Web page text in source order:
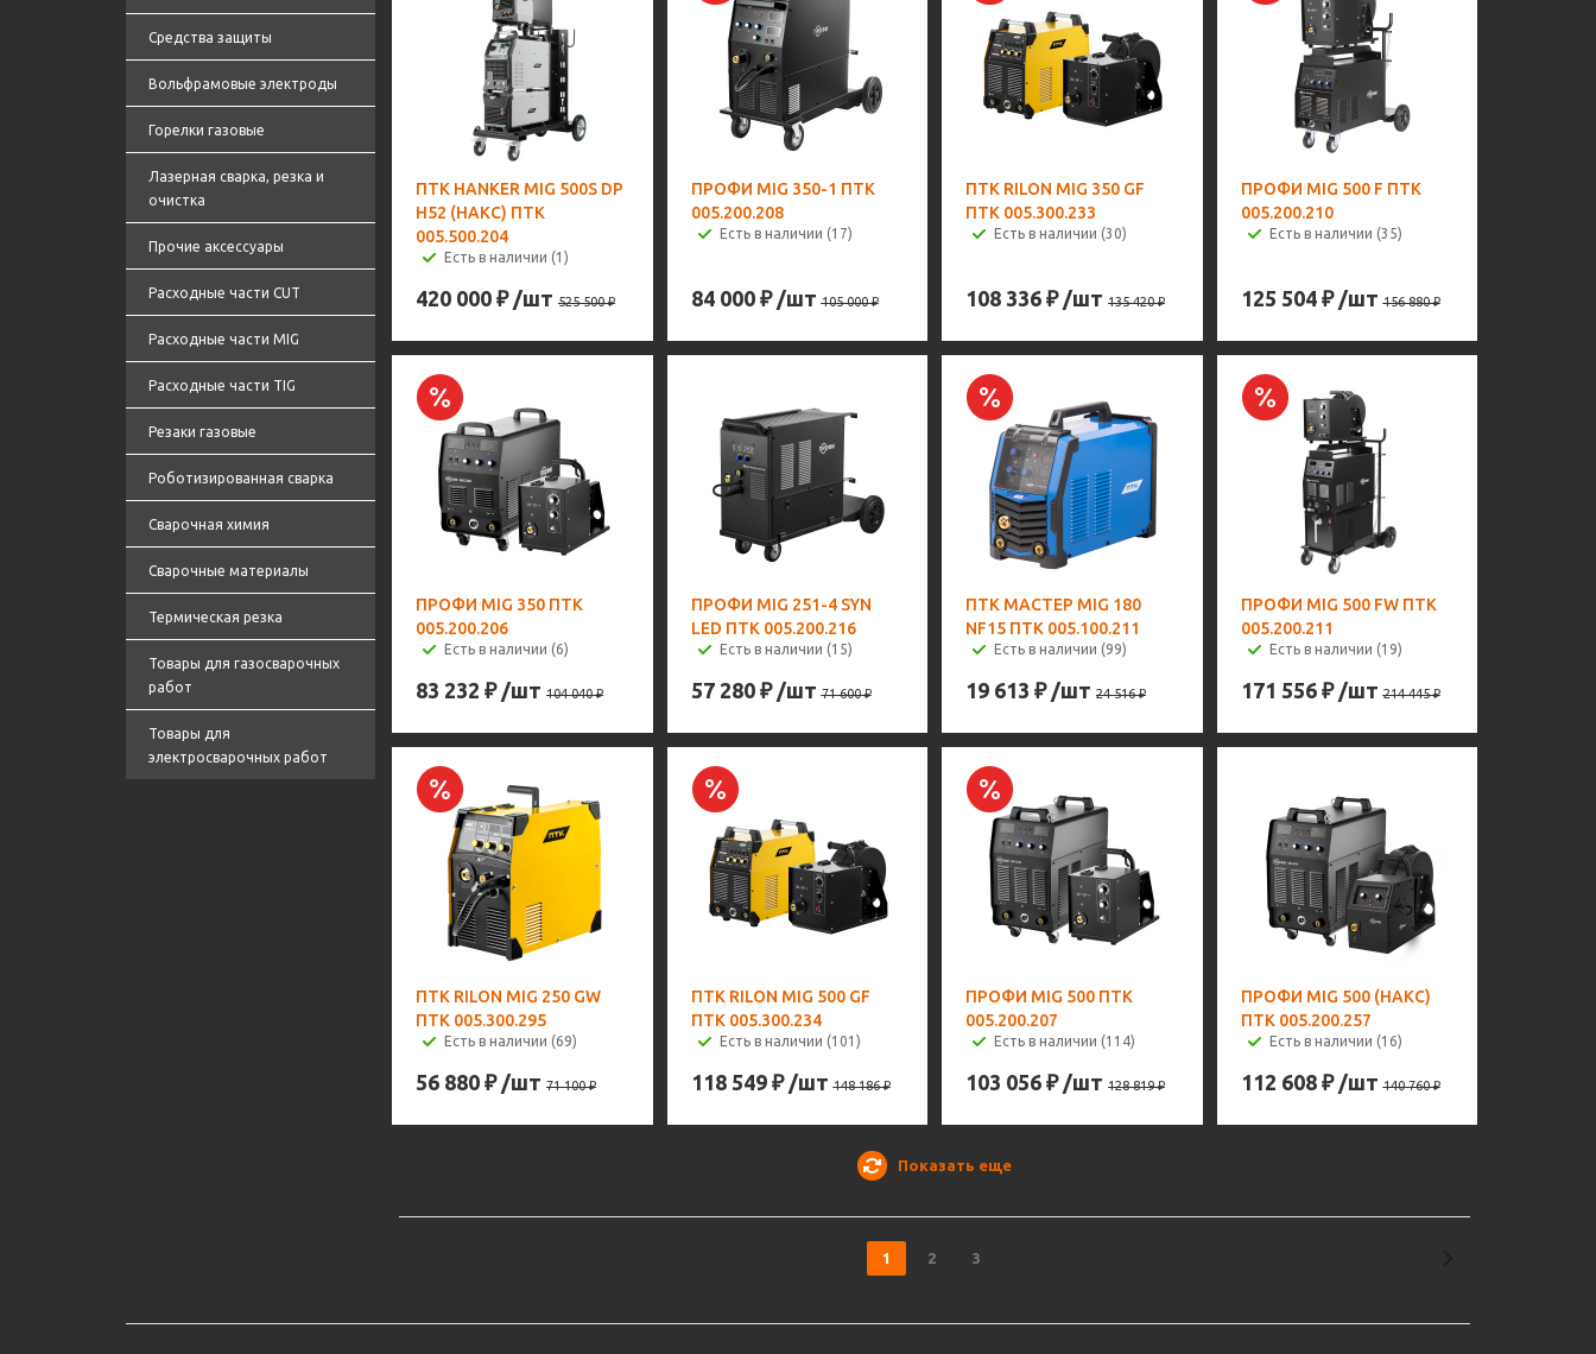
Средства защиты
Вольфрамовые электроды
Горелки газовые
Лазерная сварка, резка и
очистка
Прочие аксессуары
Расходные части CUT
Расходные части MIG
Расходные части TIG
Резаки газовые
Роботизированная сварка
Сварочная химия
Сварочные материалы
Термическая резка
Товары для газосварочных
работ
Товары для
электросварочных работ
ПТК HANKER MIG 500S DP
H52 (НАКС) ПТК
005.500.204
Есть в наличии (1)
420 000 ₽ /шт 525 500₽
ПРОФИ MIG 350-1 ПТК
005.200.208
Есть в наличии (17)
84 000₽ /шт 105 000₽
ПТК RILON MIG 350 GF
ПТК 005.300.233
Есть в наличии (30)
108 336 ₽ /шт 135 420₽
ПРОФИ MIG 500 F ПТК
005.200.210
Есть в наличии (35)
125 504₽ /шт 156 880₽
ПРОФИ MIG 350 ПТК
005.200.206
Есть в наличии (6)
83 232 ₽ /шт 104 040₽
ПРОФИ MIG 251-4 SYN
LED ПТК 005.200.216
Есть в наличии (15)
57 280₽ /шт 71 600₽
ПТК МАСТЕР MIG 180
NF15 ПТК 005.100.211
Есть в наличии (99)
19 613 ₽ /шт 24 516₽
ПРОФИ MIG 500 FW ПТК
005.200.211
Есть в наличии (19)
171 556₽ /шт 214 445₽
ПТК RILON MIG 250 GW
ПТК 005.300.295
Есть в наличии (69)
56 880 ₽ /шт 71 100₽
ПТК RILON MIG 500 GF
ПТК 005.300.234
Есть в наличии (101)
118 549₽ /шт 148 186₽
ПРОФИ MIG 500 ПТК
005.200.207
Есть в наличии (114)
103 056 ₽ /шт 128 819₽
ПРОФИ MIG 500 (НАКС)
ПТК 005.200.257
Есть в наличии (16)
112 608₽ /шт 140 760₽
Показать еще
1 2 3